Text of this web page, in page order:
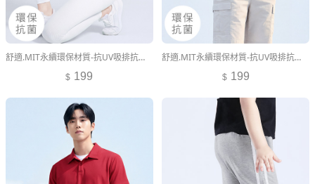
舒適.MIT永續環保材質-抗UV吸排抗菌polo衫
199
舒適.MIT永續環保材質-抗UV吸排抗菌polo衫-男裝
199